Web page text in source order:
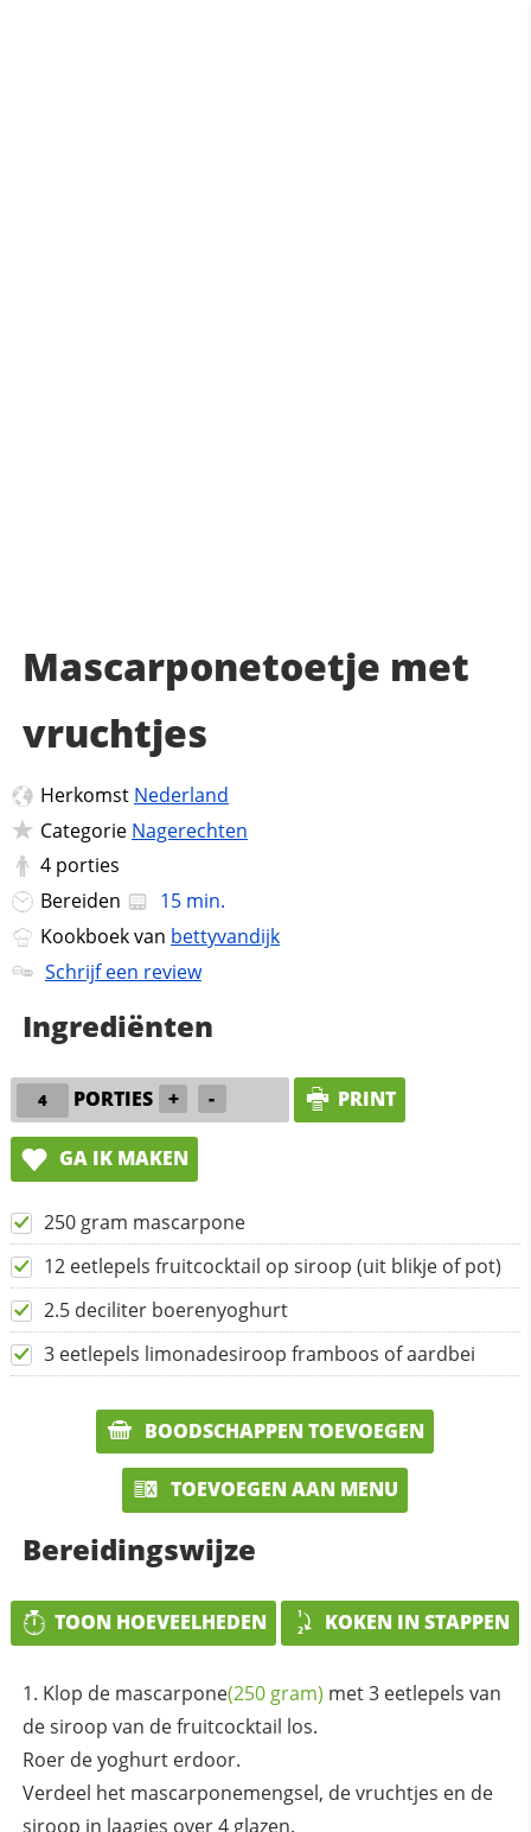
Mascarponetoetje met
vruchtjes
Herkomst Nederland
Categorie Nagerechten
4 porties
Bereiden
15 min.
Kookboek van bettyvandijk
Schrijf een review
Ingrediënten
PORTIES + - PRINT
GA IK MAKEN
250 gram mascarpone
12 eetlepels fruitcocktail op siroop (uit blikje of pot)
2.5 deciliter boerenyoghurt
3 eetlepels limonadesiroop framboos of aardbei
BOODSCHAPPEN TOEVOEGEN
TOEVOEGEN AAN MENU
Bereidingswijze
TOON HOEVEELHEDEN KOKEN IN STAPPEN
Klop de mascarpone(250 gram) met 3 eetlepels van
de siroop van de fruitcocktail los.
Roer de yoghurt erdoor.
Verdeel het mascarponemengsel, de vruchtjes en de
siroop in laagjes over 4 glazen.